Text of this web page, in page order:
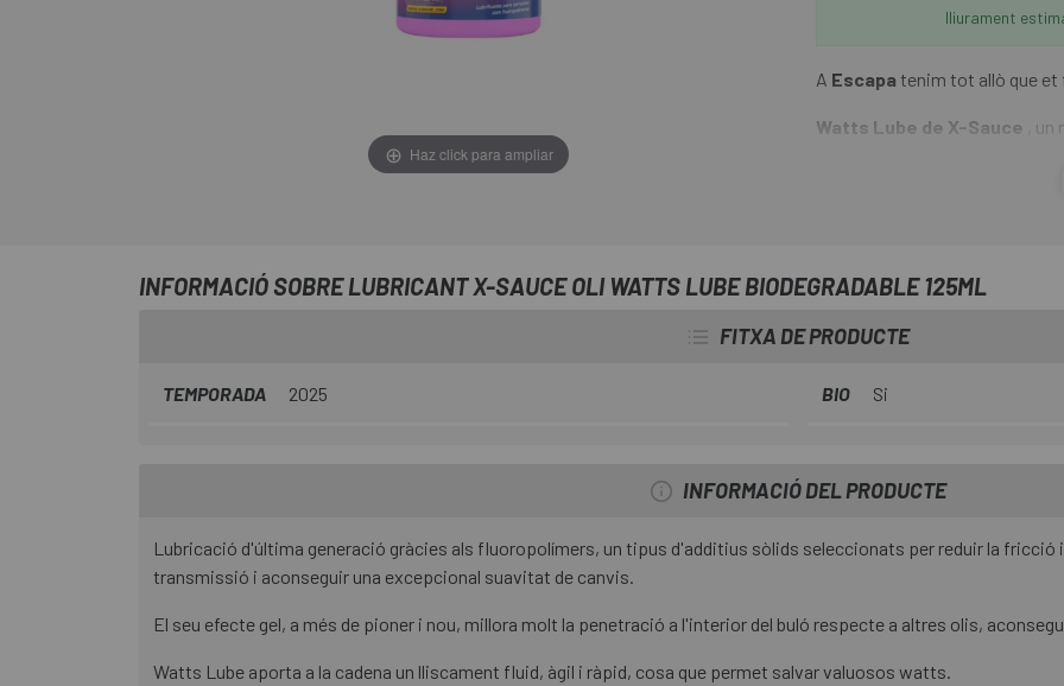
Haz click para ampliar
lliurament
A Escapa tenim tot allò que et
Watts Lube de X-Sauce ,
condicions humides.
INFORMACIÓ SOBRE LUBRICANT X-SAUCE OLI WATTS LUBE BIODEGRADABLE 125ML
FITXA DE PRODUCTE
TEMPORADA 2025 BIO Si
INFORMACIÓ DEL PRODUCTE
Lubricació d'última generació gràcies als fluoropolímers, un tipus d'additius sòlids seleccionats per reduir la fricció
transmissió i aconseguir una excepcional suavitat de canvis.
El seu efecte gel, a més de pioner i nou, millora molt la penetració a l'interior del buló respecte a altres olis,
Watts Lube aporta a la cadena un lliscament fluid, àgil i ràpid, cosa que permet salvar valuosos watts.